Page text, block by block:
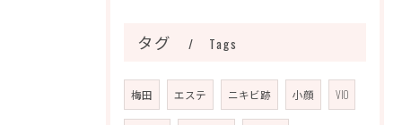
タグ Tags
梅田 エステ ニキビ跡 小顔 VIO